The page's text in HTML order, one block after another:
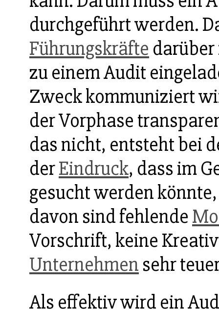
durchgeführt werden.
Führungskräfte
zu einem Audit
Zweck kommuniziert
der Vorphase
das nicht, entsteht bei
derEindruck, dass im
gesucht werden
davon sind fehlende
Vorschrift, keine
Unternehmen sehr
Als effektiv wird ein